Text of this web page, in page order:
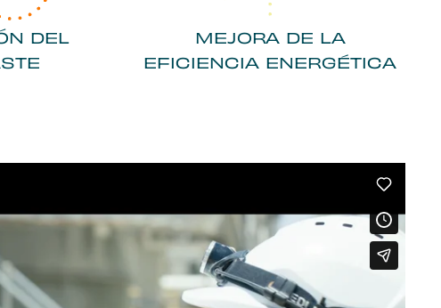
DEL
MEJORA DE LA
EFICIENCIA ENERGÉTICA